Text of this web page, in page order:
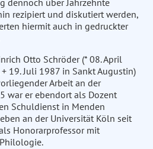
dennoch über Jahrzehnte
rezipiert und diskutiert werden,
hiermit auch in gedruckter
Otto Schröder (* 08. April
19. Juli 1987 in Sankt Augustin)
Arbeit an der
war er ebendort als Dozent
Schuldienst in Menden
an der Universität Köln seit
Honorarprofessor mit